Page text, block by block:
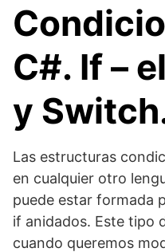
C#. If –
y
Las estructuras
en cualquier otro
puede estar formada
if anidados. Este tipo
cuando queremos